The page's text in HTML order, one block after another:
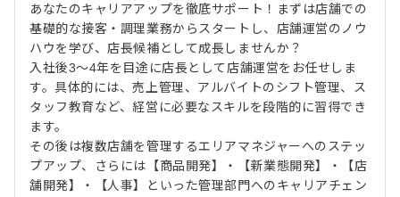
あなたのキャリアアップを徹底サポート！まずは店舗での
基礎的な接客・調理業務からスタートし、店舗運営のノウ
ハウを学び、店長候補として成長しませんか？
入社後3〜4年を目途に店長として店舗運営をお任せしま
す。具体的には、売上管理、アルバイトのシフト管理、ス
タッフ教育など、経営に必要なスキルを段階的に習得でき
ます。
その後は複数店舗を管理するエリアマネジャーへのステッ
プアップ、さらには【商品開発】・【新業態開発】・【店
舗開発】・【人事】といった管理部門へのキャリアチェン